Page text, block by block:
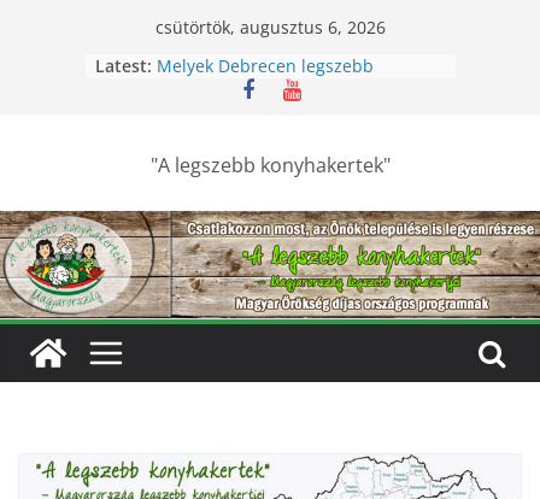
csütörtök, augusztus 6, 2026
Latest: Melyek Debrecen legszebb
konyhakertjei?
Szurdokpüspöki – Igazi csoda ez a
nevelik a természet szeretetére a
legkisebbeket
Keresik Debrecen legszebb
konyhakertjeit
Debrecen – Ültess, gondozd, nyerj:
Debrecen legszebb konyhakertjeit
"A legszebb konyhakertek"